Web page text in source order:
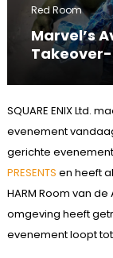
Red Room
Marvel’s
SQUARE ENIX Ltd.
evenement
gerichte
PRESENTS en heeft
HARM Room van
omgeving heeft
evenement loopt tot